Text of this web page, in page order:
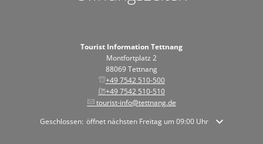
Tourist Information Tettnang
Montfortplatz 2
88069 Tettnang
+49 7542 510-500
+49 7542 510-510
tourist-info@tettnang.de
Klicken, um weitere Öffnungs- oder Schließzeiten auszublenden
Geschlossen: öffnet nächsten Freitag um 09:00 Uhr